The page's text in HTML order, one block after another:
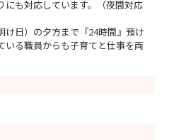
にも対応しています。（夜間対応
日）の夕方まで『24時間』預け
いる職員からも子育てと仕事を両